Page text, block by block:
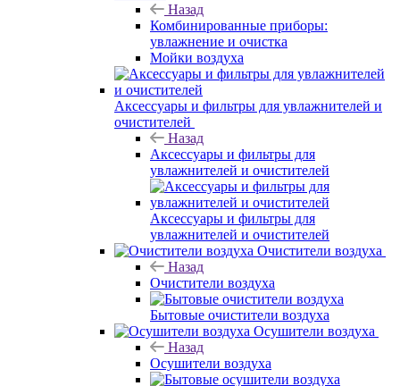
Назад
Комбинированные приборы:
увлажнение и очистка
Мойки воздуха
Аксессуары и фильтры для увлажнителей и
очистителей
Назад
Аксессуары и фильтры для
увлажнителей и очистителей
Аксессуары и фильтры для
увлажнителей и очистителей
Очистители воздуха
Назад
Очистители воздуха
Бытовые очистители воздуха
Осушители воздуха
Назад
Осушители воздуха